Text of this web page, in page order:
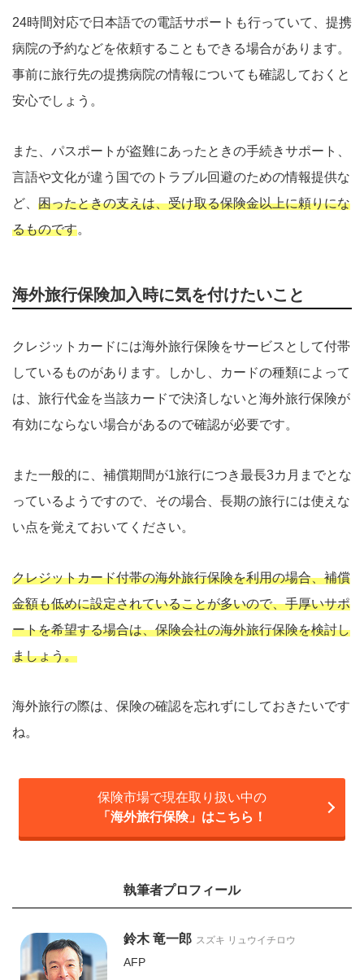
24時間対応で日本語での電話サポートも行っていて、提携
病院の予約などを依頼することもできる場合があります。
事前に旅行先の提携病院の情報についても確認しておくと
安心でしょう。
また、パスポートが盗難にあったときの手続きサポート、
言語や文化が違う国でのトラブル回避のための情報提供な
ど、 困ったときの支えは、受け取る保険金以上に頼りにな
るものです。
海外旅行保険加入時に気を付けたいこと
クレジットカードには海外旅行保険をサービスとして付帯
しているものがあります。しかし、カードの種類によって
は、旅行代金を当該カードで決済しないと海外旅行保険が
有効にならない場合があるので確認が必要です。
また一般的に、補償期間が1旅行につき最長3カ月までとな
っているようですので、その場合、長期の旅行には使えな
い点を覚えておいてください。
クレジットカード付帯の海外旅行保険を利用の場合、補償
金額も低めに設定されていることが多いので、手厚いサポ
ートを希望する場合は、保険会社の海外旅行保険を検討し
ましょう。
海外旅行の際は、保険の確認を忘れずにしておきたいです
ね。
保険市場で現在取り扱い中の
「海外旅行保険」はこちら！
執筆者プロフィール
鈴木 竜一郎 スズキ リュウイチロウ
AFP